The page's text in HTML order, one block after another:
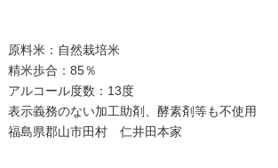
原料米：自然栽培米
精米歩合：85％
アルコール度数：13度
表示義務のない加工助剤、酵素剤等も不使用
福島県郡山市田村 仁井田本家